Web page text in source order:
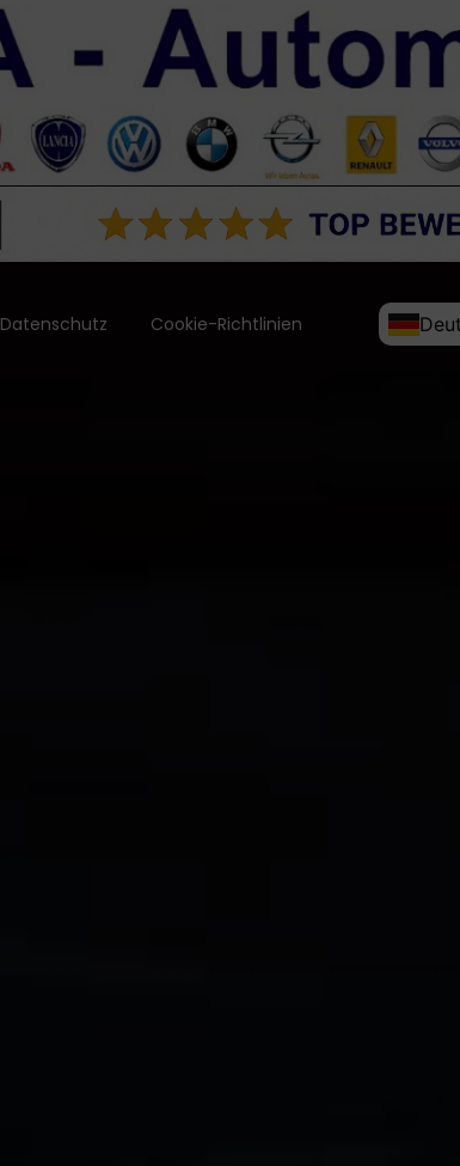
Datenschutz Cookie-Richtlinien